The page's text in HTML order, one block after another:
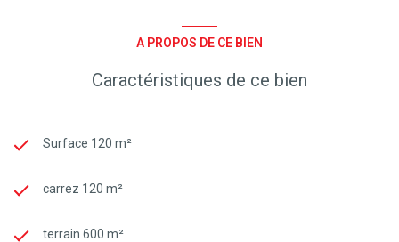
A PROPOS DE CE BIEN
Caractéristiques de ce bien
Surface 120 m²
carrez 120 m²
terrain 600 m²